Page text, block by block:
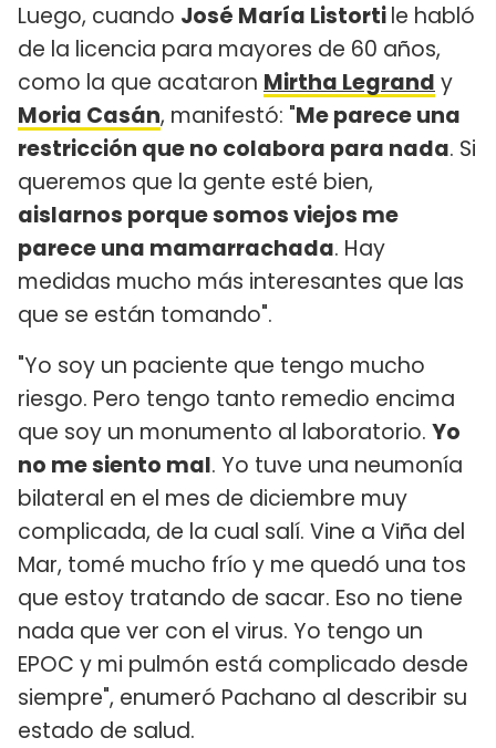
Luego, cuando José María Listortile habló
de la licencia para mayores de 60 años,
como la que acataron Mirtha Legrand y
Moria Casán, manifestó: "Me parece una
restricción que no colabora para nada. Si
queremos que la gente esté bien,
aislarnos porque somos viejos me
parece una mamarrachada. Hay
medidas mucho más interesantes que las
que se están tomando".
"Yo soy un paciente que tengo mucho
riesgo. Pero tengo tanto remedio encima
que soy un monumento al laboratorio. Yo
no me siento mal. Yo tuve una neumonía
bilateral en el mes de diciembre muy
complicada, de la cual salí. Vine a Viña del
Mar, tomé mucho frío y me quedó una tos
que estoy tratando de sacar. Eso no tiene
nada que ver con el virus. Yo tengo un
EPOC y mi pulmón está complicado desde
siempre", enumeró Pachano al describir su
estado de salud.